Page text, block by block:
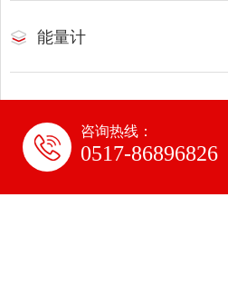
能量计
咨询热线：
0517-86896826